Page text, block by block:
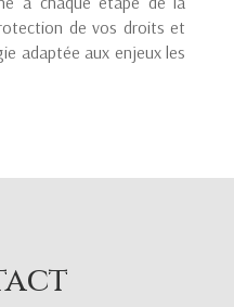
de vos droits et
adaptée aux enjeux les